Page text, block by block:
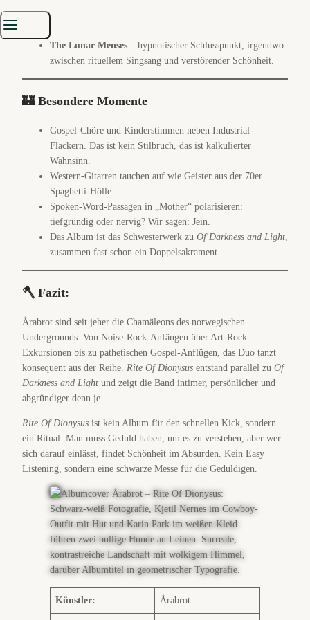
Pedestal
The Lunar Menses – hypnotischer Schlusspunkt, irgendwo
zwischen rituellem Singsang und verstörender Schönheit.
🏰 Besondere Momente
Gospel-Chöre und Kinderstimmen neben Industrial-
Flackern. Das ist kein Stilbruch, das ist kalkulierter
Wahnsinn.
Western-Gitarren tauchen auf wie Geister aus der 70er
Spaghetti-Hölle.
Spoken-Word-Passagen in „Mother“ polarisieren:
tiefgründig oder nervig? Wir sagen: Jein.
Das Album ist das Schwesterwerk zu Of Darkness and Light
zusammen fast schon ein Doppelsakrament.
🪓 Fazit:
Årabrot sind seit jeher die Chamäleons des norwegischen
Undergrounds. Von Noise-Rock-Anfängen über Art-Rock-
Exkursionen bis zu pathetischen Gospel-Anflügen, das Duo tanzt
konsequent aus der Reihe. Rite Of Dionysus entstand parallel zu Of
Darkness and Light und zeigt die Band intimer, persönlicher und
abgründiger denn je.
Rite Of Dionysus ist kein Album für den schnellen Kick, sondern
ein Ritual: Man muss Geduld haben, um es zu verstehen, aber wer
sich darauf einlässt, findet Schönheit im Absurden. Kein Easy
Listening, sondern eine schwarze Messe für die Geduldigen.
Künstler: Årabrot